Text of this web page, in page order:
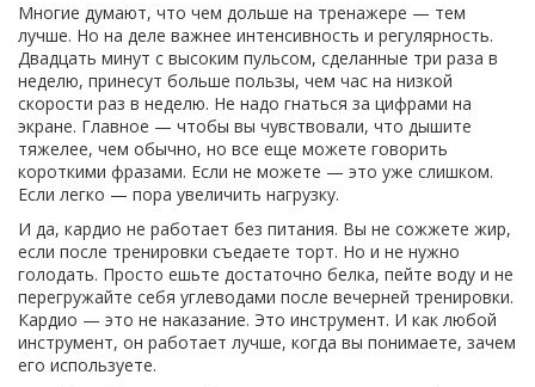
Многие думают, что чем дольше на тренажере — тем
лучше. Но на деле важнее интенсивность и регулярность.
Двадцать минут с высоким пульсом, сделанные три раза в
неделю, принесут больше пользы, чем час на низкой
скорости раз в неделю. Не надо гнаться за цифрами на
экране. Главное — чтобы вы чувствовали, что дышите
тяжелее, чем обычно, но все еще можете говорить
короткими фразами. Если не можете — это уже слишком.
Если легко — пора увеличить нагрузку.
И да, кардио не работает без питания. Вы не сожжете жир,
если после тренировки съедаете торт. Но и не нужно
голодать. Просто ешьте достаточно белка, пейте воду и не
перегружайте себя углеводами после вечерней тренировки.
Кардио — это не наказание. Это инструмент. И как любой
инструмент, он работает лучше, когда вы понимаете, зачем
его используете.